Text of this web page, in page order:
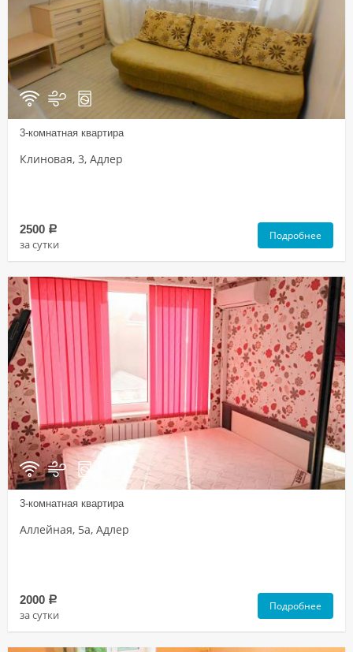
3-комнатная квартира
Клиновая, 3, Адлер
2500 a
за сутки
Подробнее
3-комнатная квартира
Аллейная, 5а, Адлер
2000 a
за сутки
Подробнее